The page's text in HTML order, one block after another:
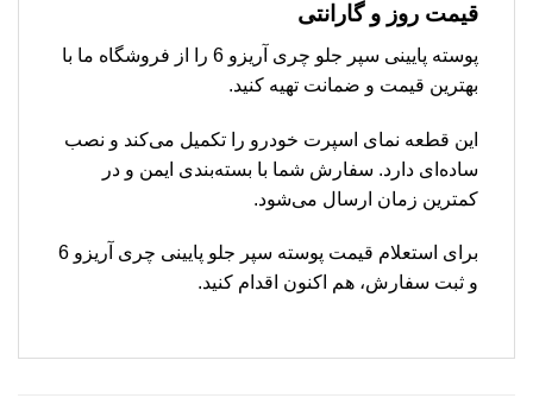
قیمت روز و گارانتی
پوسته پایینی سپر جلو چری آریزو 6 را از فروشگاه ما با
بهترین قیمت و ضمانت تهیه کنید.
این قطعه نمای اسپرت خودرو را تکمیل می‌کند و نصب
ساده‌ای دارد. سفارش شما با بسته‌بندی ایمن و در
کمترین زمان ارسال می‌شود.
برای استعلام قیمت پوسته سپر جلو پایینی چری آریزو 6
و ثبت سفارش، هم اکنون اقدام کنید.